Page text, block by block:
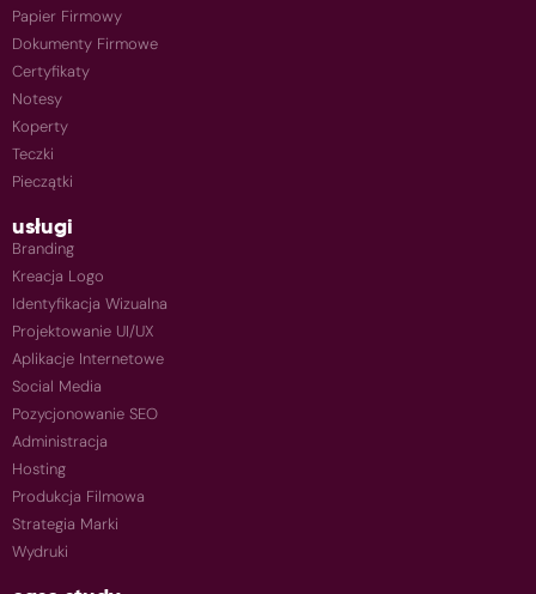
Papier Firmowy
Dokumenty Firmowe
Certyfikaty
Notesy
Koperty
Teczki
Pieczątki
usługi
Branding
Kreacja Logo
Identyfikacja Wizualna
Projektowanie UI/UX
Aplikacje Internetowe
Social Media
Pozycjonowanie SEO
Administracja
Hosting
Produkcja Filmowa
Strategia Marki
Wydruki